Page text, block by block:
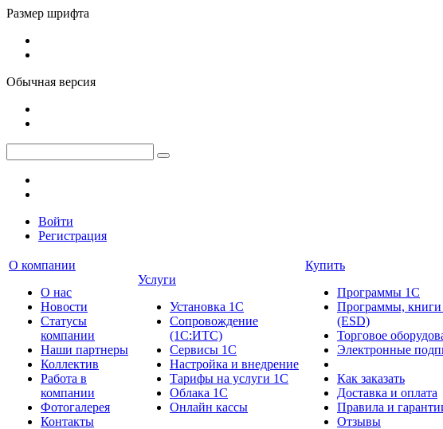
Размер шрифта
Обычная версия
Войти
Регистрация
О компании
О нас
Новости
Cтатусы
компании
Наши партнеры
Коллектив
Работа в
компании
Фотогалерея
Контакты
Услуги
Установка 1С
Сопровождение
(1С:ИТС)
Сервисы 1С
Настройка и внедрение
Тарифы на услуги 1С
Облака 1С
Онлайн кассы
Купить
Программы 1С
Программы, книги
(ESD)
Торговое
Электронные
Как заказать
Доставка и оплата
Правила и
Отзывы